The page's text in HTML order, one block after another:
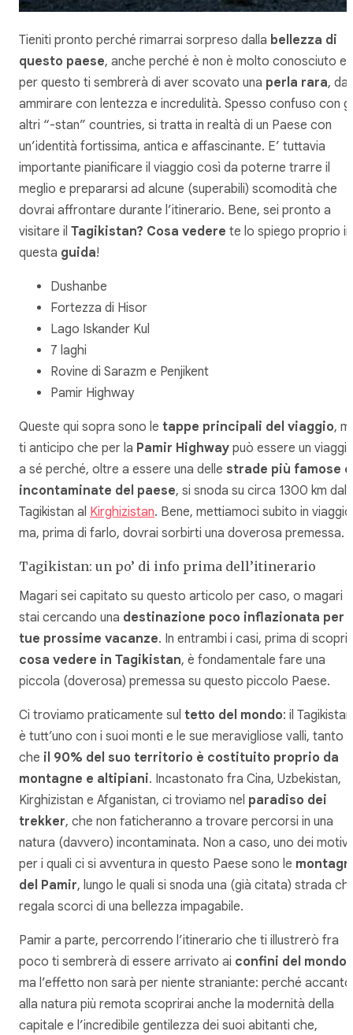
Tieniti pronto perché rimarrai sorpreso dalla bellezza di
questo paese, anche perché è non è molto conosciuto e
per questo ti sembrerà di aver scovato una perla rara, da
ammirare con lentezza e incredulità. Spesso confuso con
altri “-stan” countries, si tratta in realtà di un Paese con
un’identità fortissima, antica e affascinante. E’ tuttavia
importante pianificare il viaggio così da poterne trarre il
meglio e prepararsi ad alcune (superabili) scomodità che
dovrai affrontare durante l’itinerario. Bene, sei pronto a
visitare il Tagikistan? Cosa vedere te lo spiego proprio in
questa guida!
Dushanbe
Fortezza di Hisor
Lago Iskander Kul
7 laghi
Rovine di Sarazm e Penjikent
Pamir Highway
Queste qui sopra sono le tappe principali del viaggio,
ti anticipo che per la Pamir Highway può essere un
a sé perché, oltre a essere una delle strade più famose e
incontaminate del paese, si snoda su circa 1300 km dal
Tagikistan al Kirghizistan. Bene, mettiamoci subito in viaggio
ma, prima di farlo, dovrai sorbirti una doverosa premessa.
Tagikistan: un po’ di info prima dell’itinerario
Magari sei capitato su questo articolo per caso, o magari
stai cercando una destinazione poco inflazionata per
tue prossime vacanze. In entrambi i casi, prima di
cosa vedere in Tagikistan, è fondamentale fare una
piccola (doverosa) premessa su questo piccolo Paese.
Ci troviamo praticamente sul tetto del mondo: il Tagikistan
è tutt’uno con i suoi monti e le sue meravigliose valli, tanto
che il 90% del suo territorio è costituito proprio da
montagne e altipiani. Incastonato fra Cina, Uzbekistan,
Kirghizistan e Afganistan, ci troviamo nel paradiso dei
trekker, che non faticheranno a trovare percorsi in una
natura (davvero) incontaminata. Non a caso, uno dei motivi
per i quali ci si avventura in questo Paese sono le
del Pamir, lungo le quali si snoda una (già citata) strada
regala scorci di una bellezza impagabile.
Pamir a parte, percorrendo l’itinerario che ti illustrerò fra
poco ti sembrerà di essere arrivato ai confini del mondo
ma l’effetto non sarà per niente straniante: perché accanto
alla natura più remota scoprirai anche la modernità della
capitale e l’incredibile gentilezza dei suoi abitanti che,